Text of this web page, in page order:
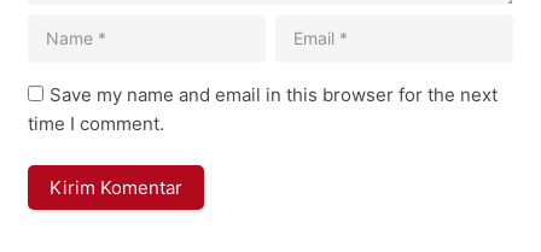
Save my name and email in this browser for the next
time I comment.